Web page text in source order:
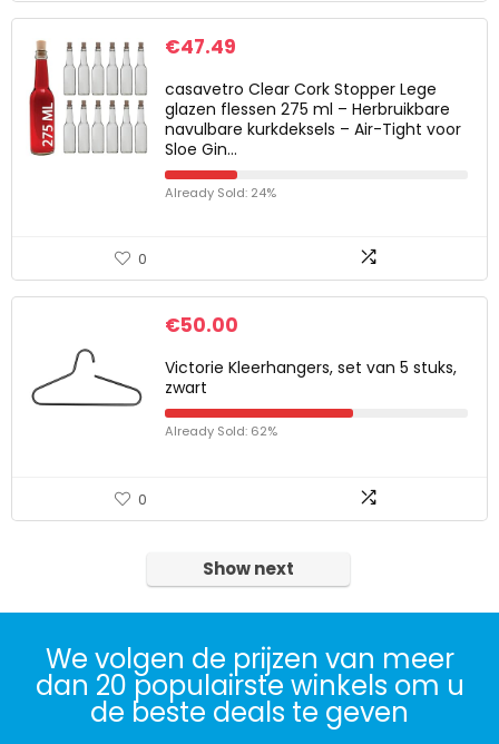
€47.49
casavetro Clear Cork Stopper Lege
glazen flessen 275 ml – Herbruikbare
navulbare kurkdeksels – Air-Tight voor
Sloe Gin…
Already Sold: 24%
0
€50.00
Victorie Kleerhangers, set van 5 stuks,
zwart
Already Sold: 62%
0
Show next
We volgen de prijzen van meer
dan 20 populairste winkels om u
de beste deals te geven